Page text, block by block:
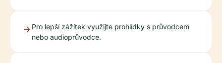
Pro lepší zážitek využijte prohlídky s průvodcem
nebo audioprůvodce.